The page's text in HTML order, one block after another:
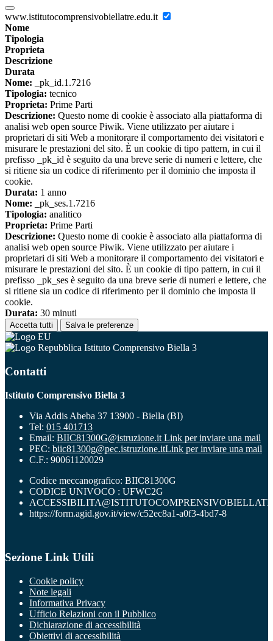
www.istitutocomprensivobiellatre.edu.it
Nome
Tipologia
Proprieta
Descrizione
Durata
Nome: _pk_id.1.7216
Tipologia: tecnico
Proprieta: Prime Parti
Descrizione: Questo nome di cookie è associato alla piattaforma di
analisi web open source Piwik. Viene utilizzato per aiutare i
proprietari di siti Web a monitorare il comportamento dei visitatori e
misurare le prestazioni del sito. È un cookie di tipo pattern, in cui il
prefisso _pk_id è seguito da una breve serie di numeri e lettere, che
si ritiene sia un codice di riferimento per il dominio che imposta il
cookie.
Durata: 1 anno
Nome: _pk_ses.1.7216
Tipologia: analitico
Proprieta: Prime Parti
Descrizione: Questo nome di cookie è associato alla piattaforma di
analisi web open source Piwik. Viene utilizzato per aiutare i
proprietari di siti Web a monitorare il comportamento dei visitatori e
misurare le prestazioni del sito. È un cookie di tipo pattern, in cui il
prefisso _pk_ses è seguito da una breve serie di numeri e lettere, che
si ritiene sia un codice di riferimento per il dominio che imposta il
cookie.
Durata: 30 minuti
Accetta tutti Salva le preferenze
Istituto Comprensivo Biella 3
Contatti
Istituto Comprensivo Biella 3
Via Addis Abeba 37 13900 - Biella (BI)
Tel: 015 401713
Email: BIIC81300G@istruzione.it Link per inviare una mail
PEC: biic81300g@pec.istruzione.itLink per inviare una mail
C.F.: 90061120029
Codice meccanografico: BIIC81300G
CODICE UNIVOCO : UFWC2G
https://form.agid.gov.it/view/c52ec8a1-a0f3-4bd7-8
Sezione Link Utili
Cookie policy
Note legali
Informativa Privacy
Ufficio Relazioni con il Pubblico
Dichiarazione di accessibilità
Obiettivi di accessibilità